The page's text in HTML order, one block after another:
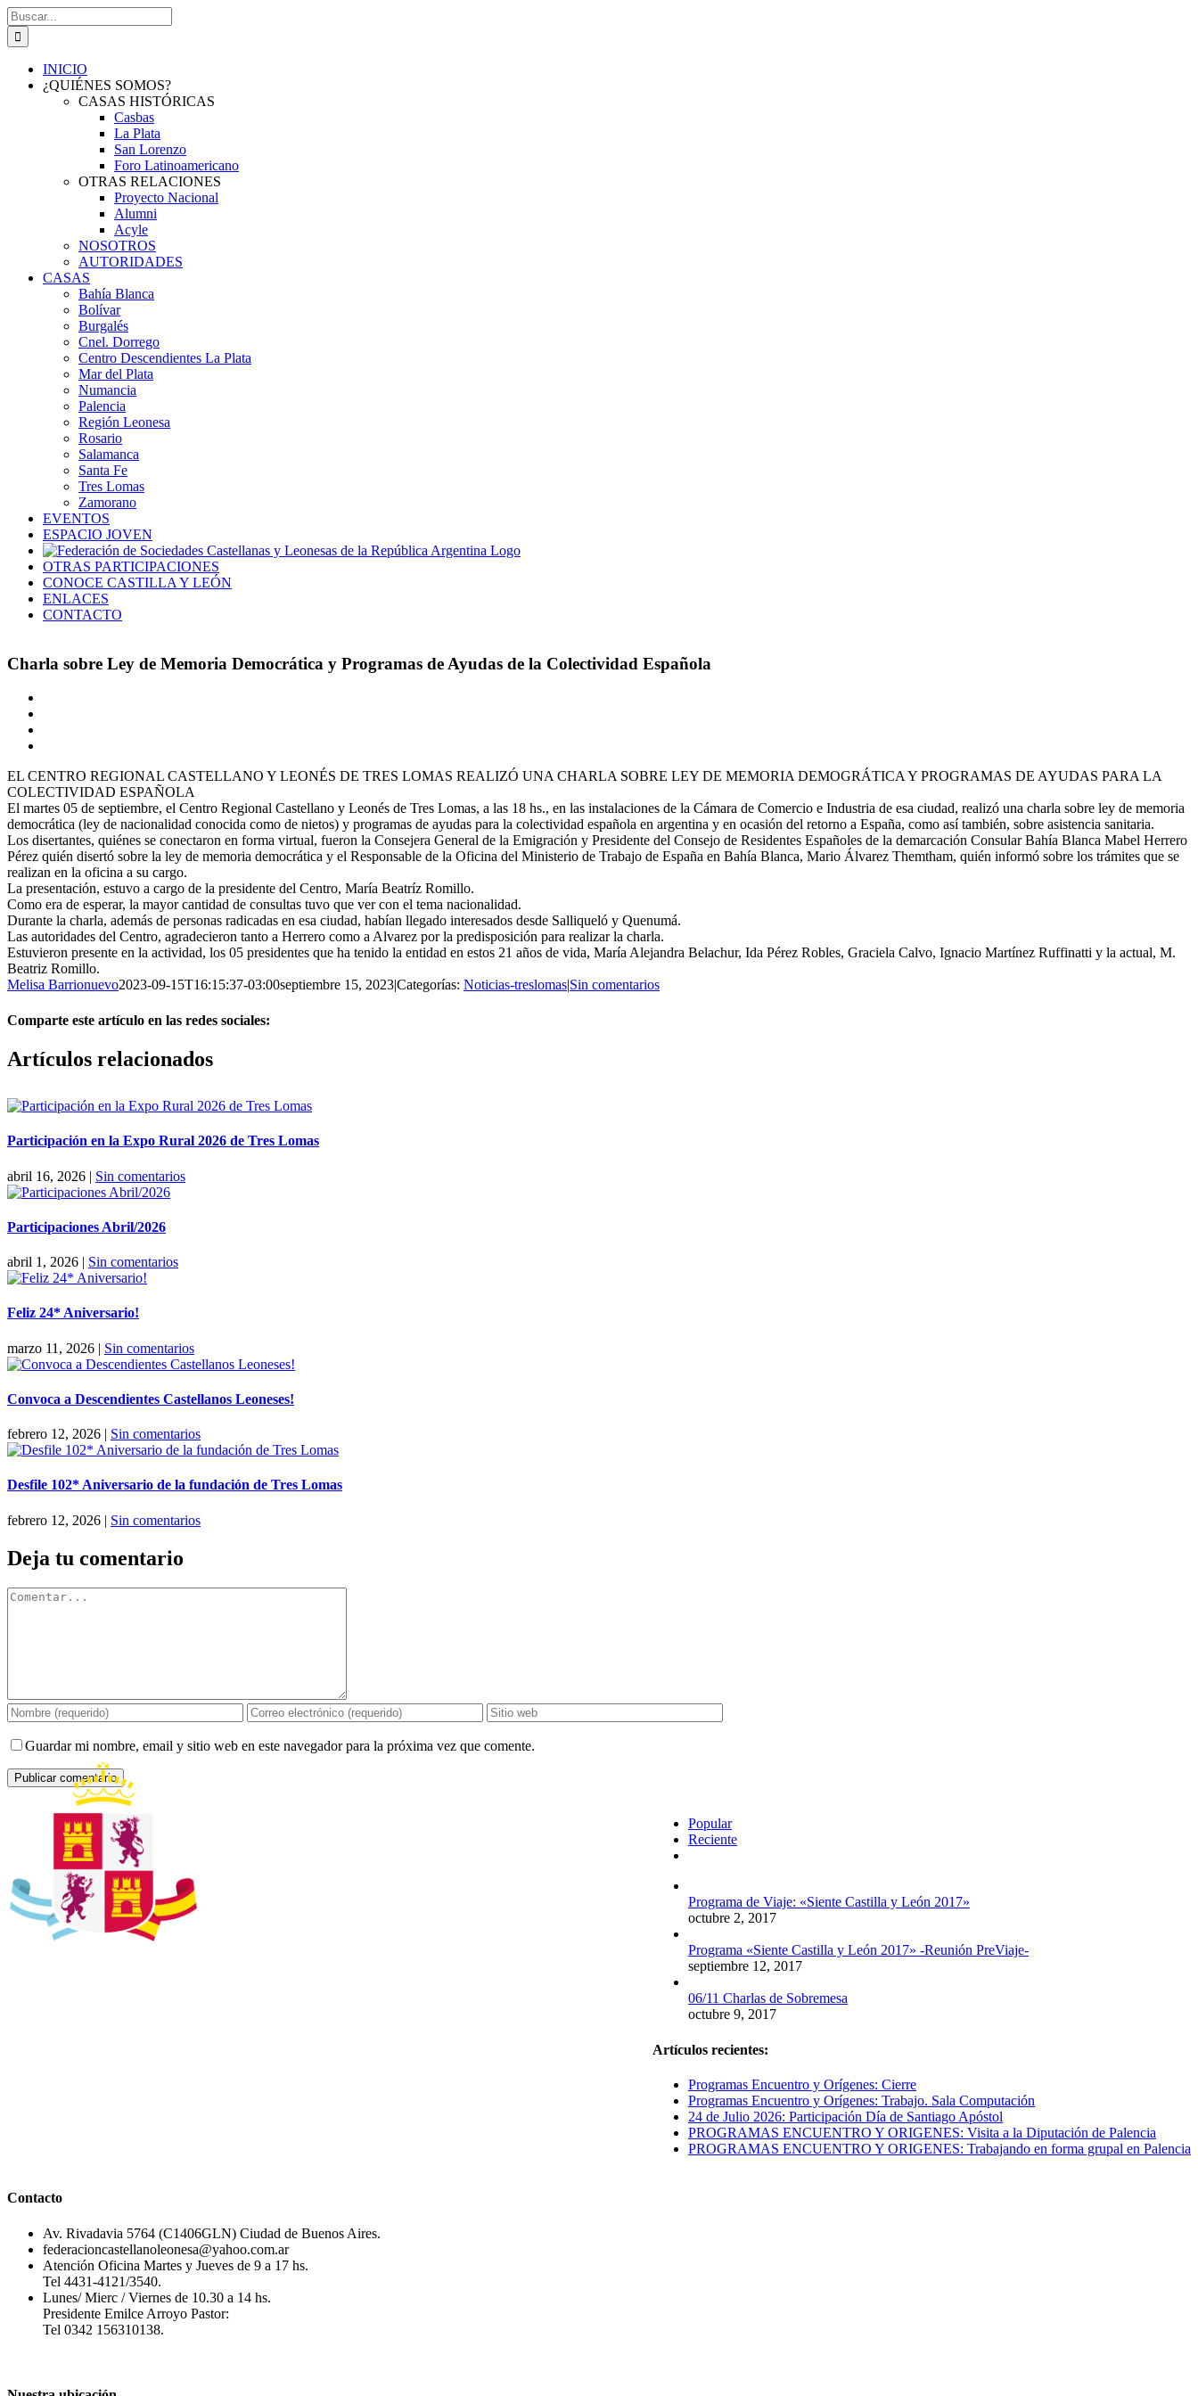
Saltar
al
contenido
Buscar:
INICIO
¿QUIÉNES SOMOS?
CASAS HISTÓRICAS
Casbas
La Plata
San Lorenzo
Foro Latinoamericano
OTRAS RELACIONES
Proyecto Nacional
Alumni
Acyle
NOSOTROS
AUTORIDADES
CASAS
Bahía Blanca
Bolívar
Burgalés
Cnel. Dorrego
Centro Descendientes La Plata
Mar del Plata
Numancia
Palencia
Región Leonesa
Rosario
Salamanca
Santa Fe
Tres Lomas
Zamorano
EVENTOS
ESPACIO JOVEN
OTRAS PARTICIPACIONES
CONOCE CASTILLA Y LEÓN
ENLACES
CONTACTO
Charla sobre Ley de Memoria Democrática y Programas de Ayudas de la Colectividad Española
EL CENTRO REGIONAL CASTELLANO Y LEONÉS DE TRES LOMAS REALIZÓ UNA CHARLA SOBRE LEY DE MEMORIA DEMOGRÁTICA Y PROGRAMAS DE AYUDAS PARA LA
COLECTIVIDAD ESPAÑOLA
El martes 05 de septiembre, el Centro Regional Castellano y Leonés de Tres Lomas, a las 18 hs., en las instalaciones de la Cámara de Comercio e Industria de esa ciudad, realizó una charla sobre ley de memoria
democrática (ley de nacionalidad conocida como de nietos) y programas de ayudas para la colectividad española en argentina y en ocasión del retorno a España, como así también, sobre asistencia sanitaria.
Los disertantes, quiénes se conectaron en forma virtual, fueron la Consejera General de la Emigración y Presidente del Consejo de Residentes Españoles de la demarcación Consular Bahía Blanca Mabel Herrero
Pérez quién disertó sobre la ley de memoria democrática y el Responsable de la Oficina del Ministerio de Trabajo de España en Bahía Blanca, Mario Álvarez Themtham, quién informó sobre los trámites que se
realizan en la oficina a su cargo.
La presentación, estuvo a cargo de la presidente del Centro, María Beatríz Romillo.
Como era de esperar, la mayor cantidad de consultas tuvo que ver con el tema nacionalidad.
Durante la charla, además de personas radicadas en esa ciudad, habían llegado interesados desde Salliqueló y Quenumá.
Las autoridades del Centro, agradecieron tanto a Herrero como a Alvarez por la predisposición para realizar la charla.
Estuvieron presente en la actividad, los 05 presidentes que ha tenido la entidad en estos 21 años de vida, María Alejandra Belachur, Ida Pérez Robles, Graciela Calvo, Ignacio Martínez Ruffinatti y la actual, M.
Beatriz Romillo.
Melisa Barrionuevo2023-09-15T16:15:37-03:00septiembre 15, 2023|Categorías: Noticias-treslomas|Sin comentarios
Comparte este artículo en las redes sociales:
Facebook
X
Reddit
LinkedIn
Pinterest
Vk
Artículos relacionados
Participación en la Expo Rural 2026 de Tres Lomas
abril 16, 2026 | Sin comentarios
Participaciones Abril/2026
abril 1, 2026 | Sin comentarios
Feliz 24* Aniversario!
marzo 11, 2026 | Sin comentarios
Convoca a Descendientes Castellanos Leoneses!
febrero 12, 2026 | Sin comentarios
Desfile 102* Aniversario de la fundación de Tres Lomas
febrero 12, 2026 | Sin comentarios
Deja tu comentario
Comentar
Guardar mi nombre, email y sitio web en este navegador para la próxima vez que comente.
Popular
Reciente
Programa de Viaje: «Siente Castilla y León 2017»
octubre 2, 2017
Programa «Siente Castilla y León 2017» -Reunión PreViaje-
septiembre 12, 2017
06/11 Charlas de Sobremesa
octubre 9, 2017
Artículos recientes:
Programas Encuentro y Orígenes: Cierre
Programas Encuentro y Orígenes: Trabajo. Sala Computación
24 de Julio 2026: Participación Día de Santiago Apóstol
PROGRAMAS ENCUENTRO Y ORIGENES: Visita a la Diputación de Palencia
PROGRAMAS ENCUENTRO Y ORIGENES: Trabajando en forma grupal en Palencia
Contacto
Av. Rivadavia 5764 (C1406GLN) Ciudad de Buenos Aires.
federacioncastellanoleonesa@yahoo.com.ar
Atención Oficina Martes y Jueves de 9 a 17 hs.
Tel 4431-4121/3540.
Lunes/ Mierc / Viernes de 10.30 a 14 hs.
Presidente Emilce Arroyo Pastor:
Tel 0342 156310138.